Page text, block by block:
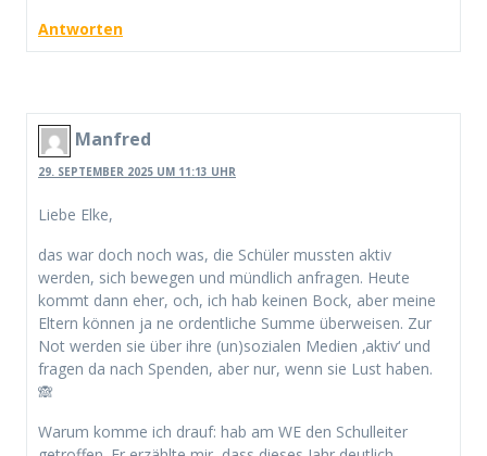
Antworten
Manfred
29. SEPTEMBER 2025 UM 11:13 UHR
Liebe Elke,
das war doch noch was, die Schüler mussten aktiv
werden, sich bewegen und mündlich anfragen. Heute
kommt dann eher, och, ich hab keinen Bock, aber meine
Eltern können ja ne ordentliche Summe überweisen. Zur
Not werden sie über ihre (un)sozialen Medien ‚aktiv‘ und
fragen da nach Spenden, aber nur, wenn sie Lust haben.
🙈
Warum komme ich drauf: hab am WE den Schulleiter